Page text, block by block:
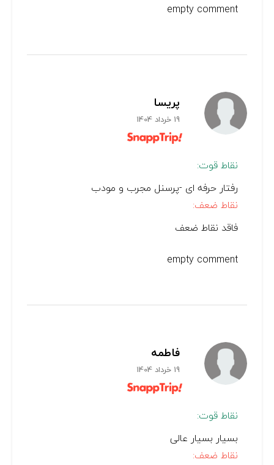
empty comment
پریسا
19 خرداد 1404
نقاط قوت:
رفتار حرفه ای -پرسنل مجرب و مودب
نقاط ضعف:
فاقد نقاط ضعف
empty comment
فاطمه
19 خرداد 1404
نقاط قوت:
بسیار بسیار عالی
نقاط ضعف: